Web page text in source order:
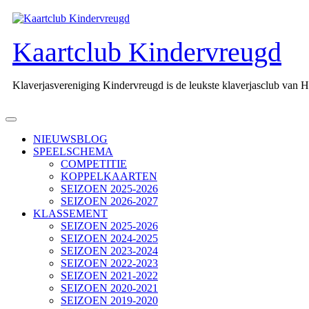
Ga
naar
inhoud
Kaartclub Kindervreugd
Klaverjasvereniging Kindervreugd is de leukste klaverjasclub van
Open
NIEUWSBLOG
SPEELSCHEMA
COMPETITIE
KOPPELKAARTEN
SEIZOEN 2025-2026
SEIZOEN 2026-2027
KLASSEMENT
SEIZOEN 2025-2026
SEIZOEN 2024-2025
SEIZOEN 2023-2024
SEIZOEN 2022-2023
SEIZOEN 2021-2022
SEIZOEN 2020-2021
SEIZOEN 2019-2020